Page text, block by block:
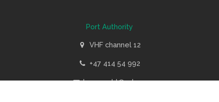
Port Authority
VHF channel 12
+47 414 54 992
havnevakt@svk.no